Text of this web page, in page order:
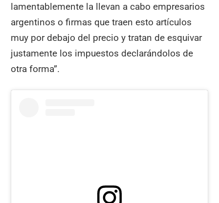
lamentablemente la llevan a cabo empresarios
argentinos o firmas que traen esto artículos
muy por debajo del precio y tratan de esquivar
justamente los impuestos declarándolos de
otra forma”.